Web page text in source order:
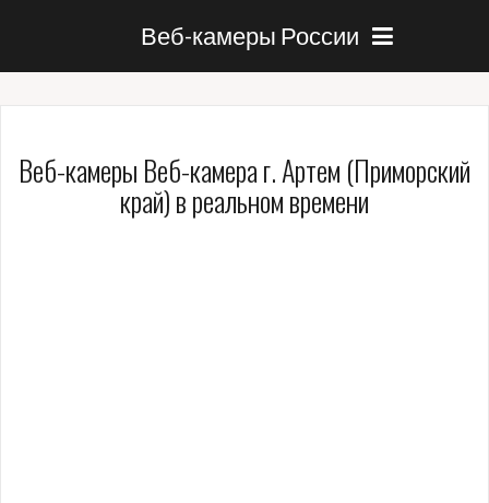
Веб-камеры России
Веб-камеры Веб-камера г. Артем (Приморский
край) в реальном времени